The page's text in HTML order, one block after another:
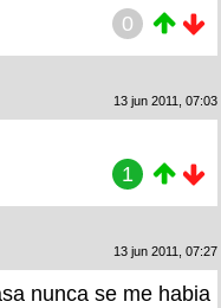
0
13 jun 2011, 07:03
1
13 jun 2011, 07:27
nunca se me habia